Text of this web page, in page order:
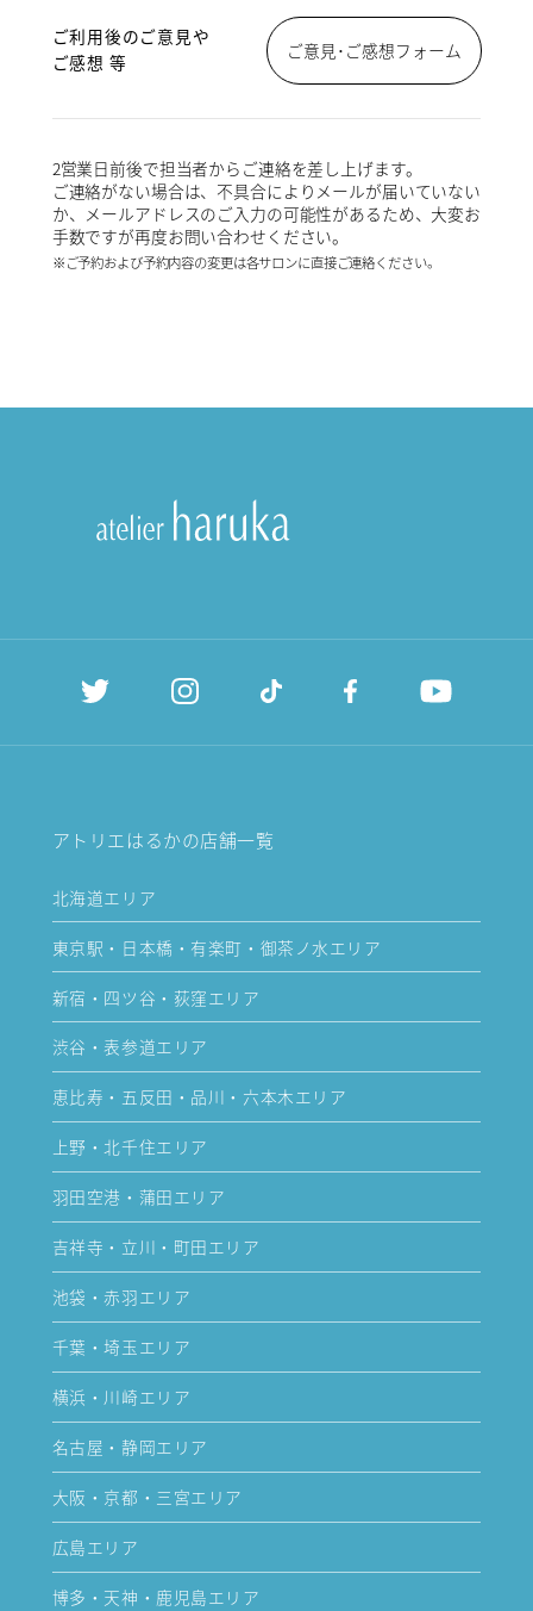
ご利用後のご意見や
ご感想 等
ご意見･ご感想フォーム
2営業日前後で担当者からご連絡を差し上げます。
ご連絡がない場合は、不具合によりメールが届いていない
か、メールアドレスのご入力の可能性があるため、大変お
手数ですが再度お問い合わせください。
※ご予約および予約内容の変更は各サロンに直接ご連絡ください。
アトリエはるかの店舗一覧
北海道エリア
東京駅・日本橋・有楽町・御茶ノ水エリア
新宿・四ツ谷・荻窪エリア
渋谷・表参道エリア
恵比寿・五反田・品川・六本木エリア
上野・北千住エリア
羽田空港・蒲田エリア
吉祥寺・立川・町田エリア
池袋・赤羽エリア
千葉・埼玉エリア
横浜・川崎エリア
名古屋・静岡エリア
大阪・京都・三宮エリア
広島エリア
博多・天神・鹿児島エリア